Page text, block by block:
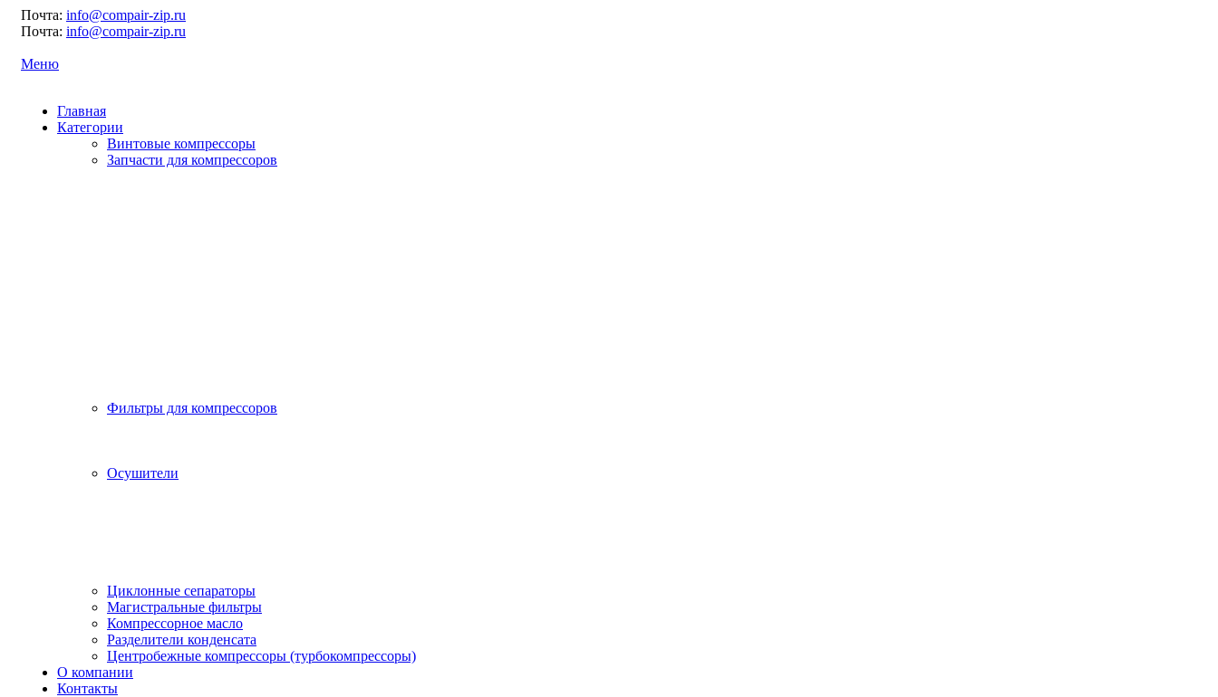
Почта: info@compair-zip.ru
Почта: info@compair-zip.ru
Меню
Главная
Категории
Винтовые компрессоры
Запчасти для компрессоров
Фильтры для компрессоров
Осушители
Циклонные сепараторы
Магистральные фильтры
Компрессорное масло
Разделители конденсата
Центробежные компрессоры (турбокомпрессоры)
О компании
Контакты